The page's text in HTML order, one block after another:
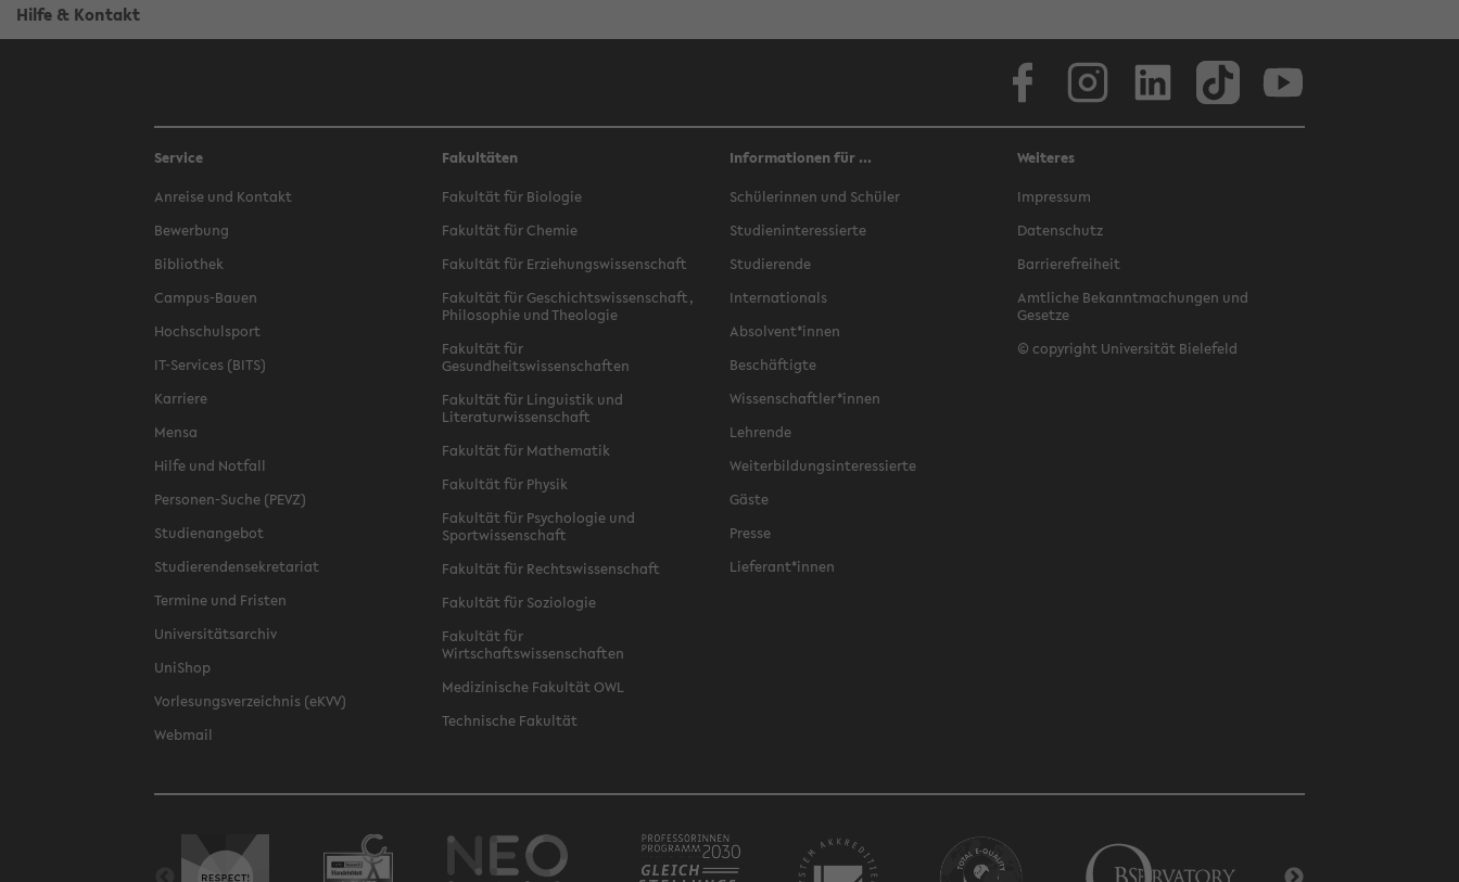
Hilfe & Kontakt
Service
Anreise und Kontakt
Bewerbung
Bibliothek
Campus-Bauen
Hochschulsport
IT-Services (BITS)
Karriere
Mensa
Hilfe und Notfall
Personen-Suche (PEVZ)
Studienangebot
Studierendensekretariat
Termine und Fristen
Universitätsarchiv
UniShop
Vorlesungsverzeichnis (eKVV)
Webmail
Fakultäten
Fakultät für Biologie
Fakultät für Chemie
Fakultät für Erziehungswissenschaft
Fakultät für Geschichtswissenschaft,
Philosophie und Theologie
Fakultät für
Gesundheitswissenschaften
Fakultät für Linguistik und
Literaturwissenschaft
Fakultät für Mathematik
Fakultät für Physik
Fakultät für Psychologie und
Sportwissenschaft
Fakultät für Rechtswissenschaft
Fakultät für Soziologie
Fakultät für
Wirtschaftswissenschaften
Medizinische Fakultät OWL
Technische Fakultät
Informationen für ...
Schülerinnen und Schüler
Studieninteressierte
Studierende
Internationals
Absolvent*innen
Beschäftigte
Wissenschaftler*innen
Lehrende
Weiterbildungsinteressierte
Gäste
Presse
Lieferant*innen
Weiteres
Impressum
Datenschutz
Barrierefreiheit
Amtliche Bekanntmachungen und
Gesetze
© copyright Universität Bielefeld